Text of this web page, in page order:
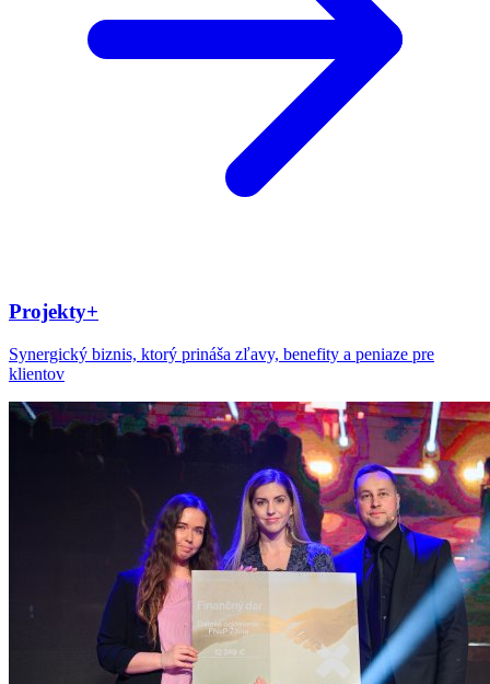
Projekty+
Synergický biznis, ktorý prináša zľavy, benefity a peniaze pre
klientov